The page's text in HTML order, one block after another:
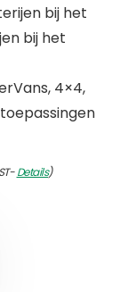
bij het
bij het
4×4,
Details)